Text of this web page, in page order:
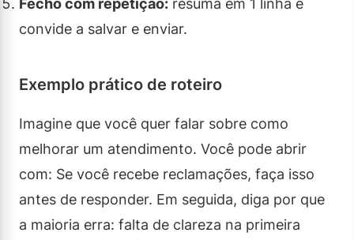
Fecho com repetição: resuma em 1 linha e
convide a salvar e enviar.
Exemplo prático de roteiro
Imagine que você quer falar sobre como
melhorar um atendimento. Você pode abrir
com: Se você recebe reclamações, faça isso
antes de responder. Em seguida, diga por que
a maioria erra: falta de clareza na primeira